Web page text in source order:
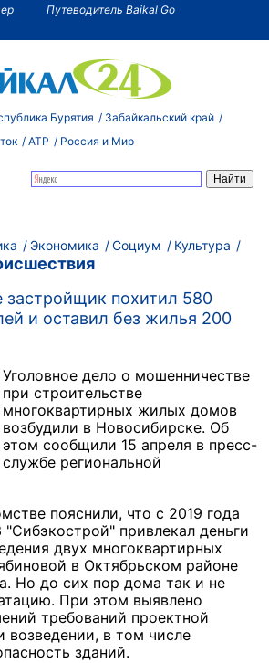
Путеводитель Baikal Go
Бурятия Забайкальский край
АТР Россия и Мир
Экономика Социум
Культура
застройщик похитил 580
и оставил без жилья 200
Уголовное дело о мошенничестве
при строительстве
многоквартирных жилых домов
возбудили в Новосибирске. Об
этом сообщили 15 апреля в пресс-
службе региональной
пояснили, что с 2019 года
привлекал деньги
двух многоквартирных
в Октябрьском районе
Но до сих пор дома так и не
При этом выявлено
требований проектной
возведении, в том числе
зданий.